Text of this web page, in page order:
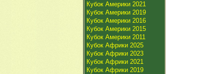
Кубок Америки 2021
Кубок Америки 2019
Кубок Америки 2016
Кубок Америки 2015
Кубок Америки 2011
Кубок Африки 2025
Кубок Африки 2023
Кубок Африки 2021
Кубок Африки 2019